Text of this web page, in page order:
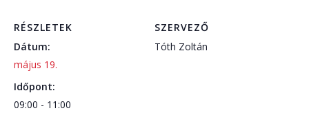
RÉSZLETEK
Dátum:
május 19.
Időpont:
09:00 - 11:00
SZERVEZŐ
Tóth Zoltán